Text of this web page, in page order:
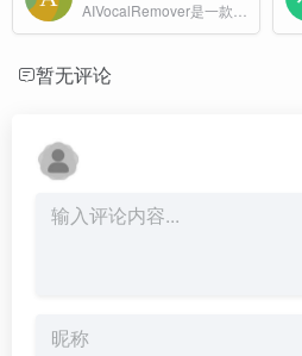
暂无评论